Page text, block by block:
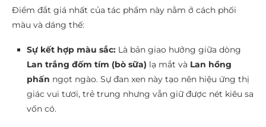
Điểm đắt giá nhất của tác phẩm này nằm ở cách phối
màu và dáng thế:
Sự kết hợp màu sắc: Là bản giao hưởng giữa dòng
Lan trắng đốm tím (bò sữa) lạ mắt và Lan hồng
phấn ngọt ngào. Sự đan xen này tạo nên hiệu ứng thị
giác vui tươi, trẻ trung nhưng vẫn giữ được nét kiêu sa
vốn có.